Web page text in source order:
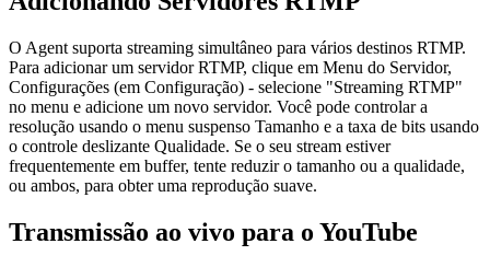
O Agent suporta streaming simultâneo para vários destinos RTMP.
Para adicionar um servidor RTMP, clique em Menu do Servidor,
Configurações (em Configuração) - selecione "Streaming RTMP"
no menu e adicione um novo servidor. Você pode controlar a
resolução usando o menu suspenso Tamanho e a taxa de bits usando
o controle deslizante Qualidade. Se o seu stream estiver
frequentemente em buffer, tente reduzir o tamanho ou a qualidade,
ou ambos, para obter uma reprodução suave.
Transmissão ao vivo para o YouTube